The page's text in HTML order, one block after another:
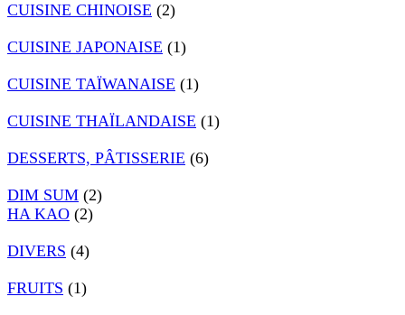
CUISINE CHINOISE (2)
CUISINE JAPONAISE (1)
CUISINE TAÏWANAISE (1)
CUISINE THAÏLANDAISE (1)
DESSERTS, PÂTISSERIE (6)
DIM SUM (2)
HA KAO (2)
DIVERS (4)
FRUITS (1)